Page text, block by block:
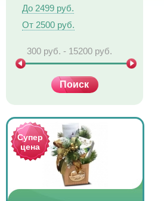
До 2499 руб.
От 2500 руб.
Супер
цена